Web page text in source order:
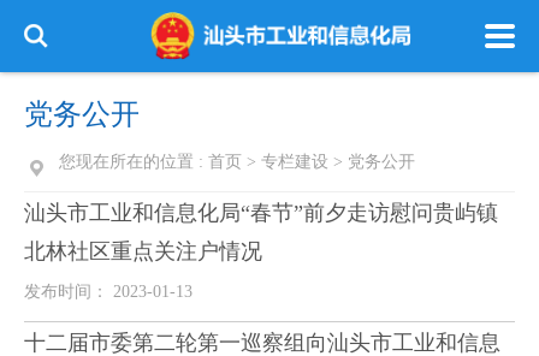
党务公开
您现在所在的位置 : 首页 > 专栏建设 > 党务公开
汕头市工业和信息化局“春节”前夕走访慰问贵屿镇
北林社区重点关注户情况
发布时间： 2023-01-13
十二届市委第二轮第一巡察组向汕头市工业和信息